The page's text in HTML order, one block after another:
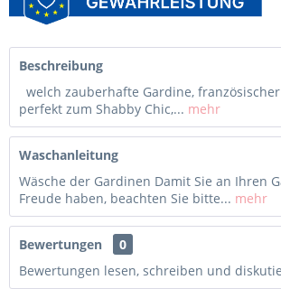
Beschreibung
welch zauberhafte Gardine,
perfekt zum Shabby Chic,... mehr
Waschanleitung
Wäsche der Gardinen Damit Sie an Ihren
Freude haben, beachten Sie bitte... mehr
Bewertungen
0
Bewertungen lesen, schreiben und